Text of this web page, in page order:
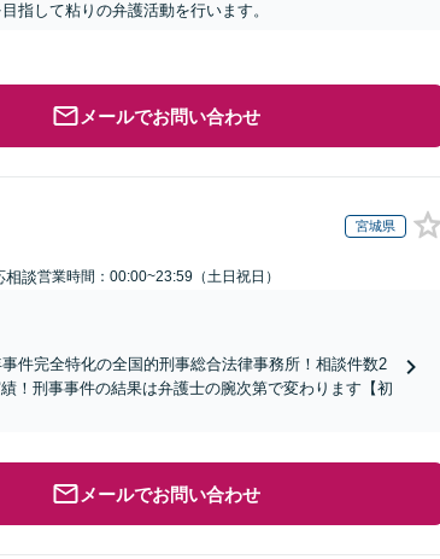
指して粘りの弁護活動を行います。
メールでお問い合わせ
宮城県
相談営業時間：00:00~23:59（土日祝日）
件完全特化の全国的刑事総合法律事務所！相談件数2
！刑事事件の結果は弁護士の腕次第で変わります【初
メールでお問い合わせ